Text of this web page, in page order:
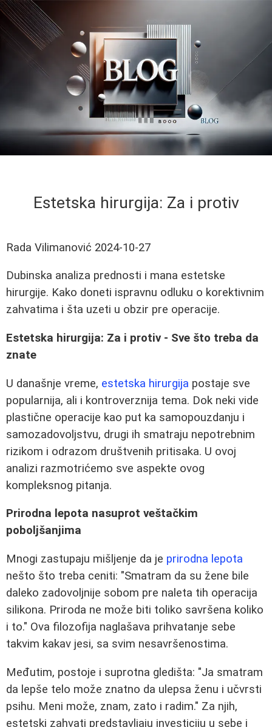
Estetska hirurgija: Za i protiv
Rada Vilimanović 2024-10-27
Dubinska analiza prednosti i mana estetske
hirurgije. Kako doneti ispravnu odluku o korektivnim
zahvatima i šta uzeti u obzir pre operacije.
Estetska hirurgija: Za i protiv - Sve što treba da
znate
U današnje vreme, estetska hirurgija postaje sve
popularnija, ali i kontroverznija tema. Dok neki vide
plastične operacije kao put ka samopouzdanju i
samozadovoljstvu, drugi ih smatraju nepotrebnim
rizikom i odrazom društvenih pritisaka. U ovoj
analizi razmotrićemo sve aspekte ovog
kompleksnog pitanja.
Prirodna lepota nasuprot veštačkim
poboljšanjima
Mnogi zastupaju mišljenje da je prirodna lepota
nešto što treba ceniti: "Smatram da su žene bile
daleko zadovoljnije sobom pre naleta tih operacija
silikona. Priroda ne može biti toliko savršena koliko
i to." Ova filozofija naglašava prihvatanje sebe
takvim kakav jesi, sa svim nesavršenostima.
Međutim, postoje i suprotna gledišta: "Ja smatram
da lepše telo može znatno da ulepsa ženu i učvrsti
psihu. Meni može, znam, zato i radim." Za njih,
estetski zahvati predstavljaju investiciju u sebe i